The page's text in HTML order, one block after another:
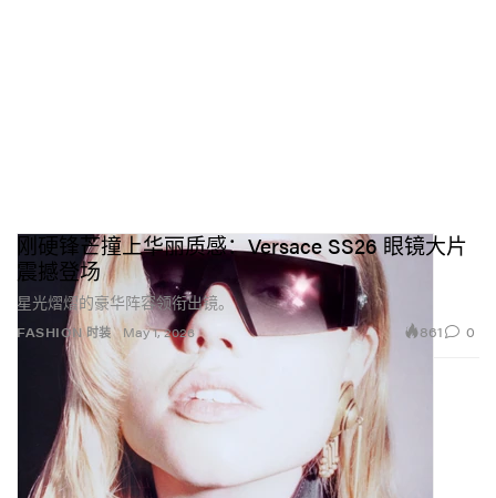
FASHION 时装
刚硬锋芒撞上华丽质感：Versace SS26 眼镜大片
震撼登场
星光熠熠的豪华阵容领衔出镜。
May 1, 2026 861 0